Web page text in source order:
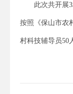
此次共开展
按照《保山市农
村科技辅导员50